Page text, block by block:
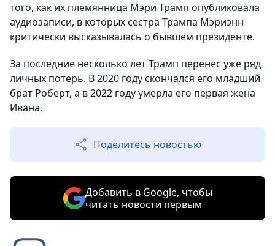
того, как их племянница Мэри Трамп опубликовала
аудиозаписи, в которых сестра Трампа Мэриэнн
критически высказывалась о бывшем президенте.
За последние несколько лет Трамп перенес уже ряд
личных потерь. В 2020 году скончался его младший
брат Роберт, а в 2022 году умерла его первая жена
Ивана.
Поделитесь новостью
Добавить в Google, чтобы
читать новости первым